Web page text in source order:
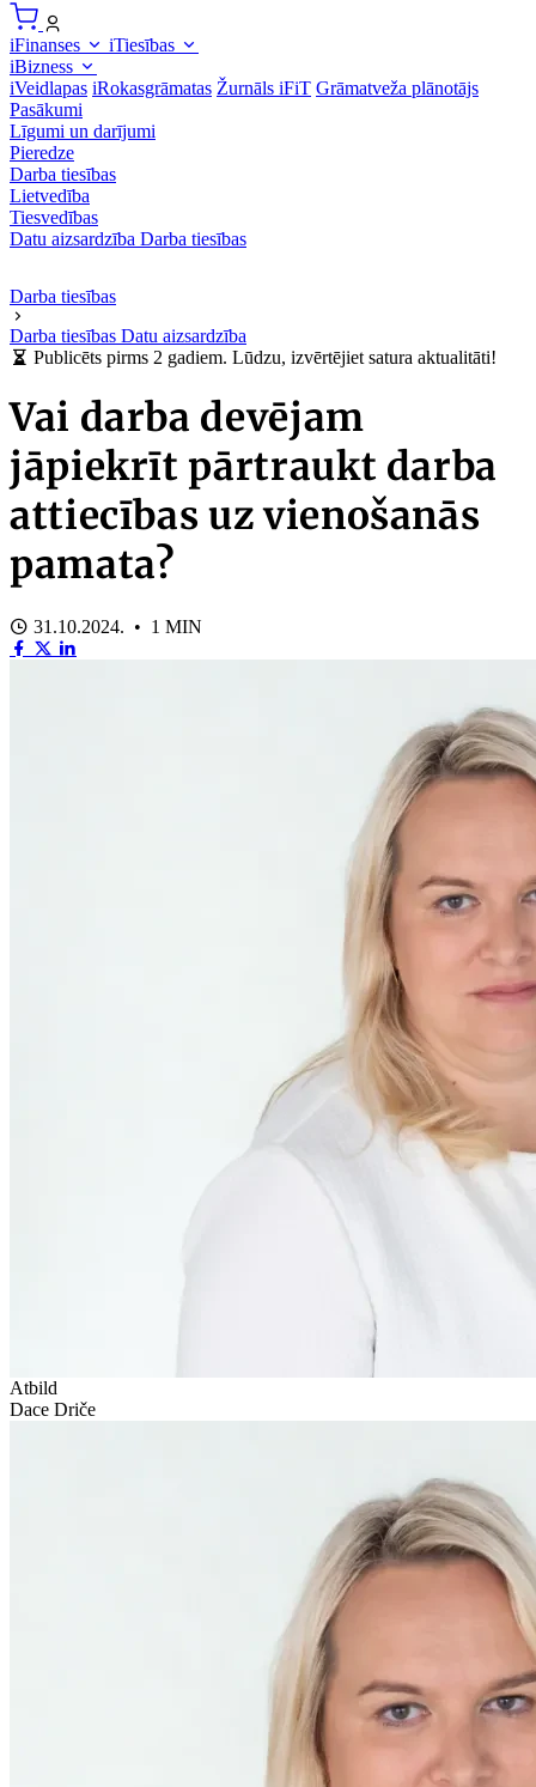
iFinanses
iTiesības
iBizness
iVeidlapas iRokasgrāmatas Žurnāls iFiT Grāmatveža plānotājs
Pasākumi
Līgumi un darījumi
Pieredze
Darba tiesības
Lietvedība
Tiesvedības
Datu aizsardzība Darba tiesības
Darba tiesības
Darba tiesības Datu aizsardzība
Publicēts pirms 2 gadiem. Lūdzu, izvērtējiet satura aktualitāti!
Vai darba devējam
jāpiekrīt pārtraukt darba
attiecības uz vienošanās
pamata?
31.10.2024. • 1 MIN
Atbild
Dace Driče